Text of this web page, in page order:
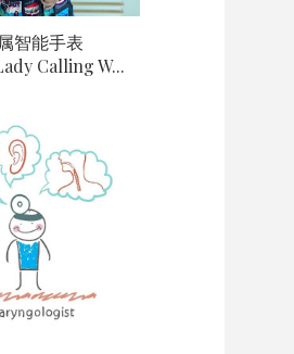
智能手表
Calling W...